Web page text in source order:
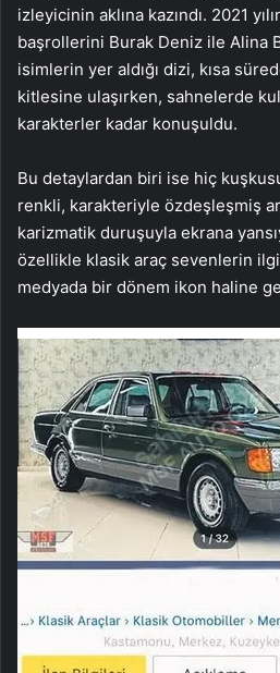
izleyicinin aklına kazındı. 2021
başrollerini Burak Deniz ile Alina
isimlerin yer aldığı dizi, kısa
kitlesine ulaşırken, sahnelerde
karakterler kadar konuşuldu.
Bu detaylardan biri ise hiç
renkli, karakteriyle özdeşleşmiş
karizmatik duruşuyla ekrana
özellikle klasik araç sevenlerin
medyada bir dönem ikon haline